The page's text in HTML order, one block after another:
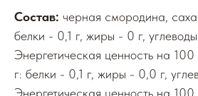
Состав: черная смородина,
белки - 0,1 г, жиры - 0 г, углеводы
Энергетическая ценность на 100
г: белки - 0,1 г, жиры - 0,0 г,
Энергетическая ценность на 100